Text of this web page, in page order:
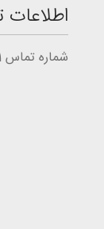
شماره تماس 0214591 داخلی 1478